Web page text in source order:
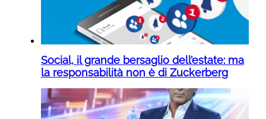
Social, il grande bersaglio dell’estate: ma
la responsabilità non è di Zuckerberg